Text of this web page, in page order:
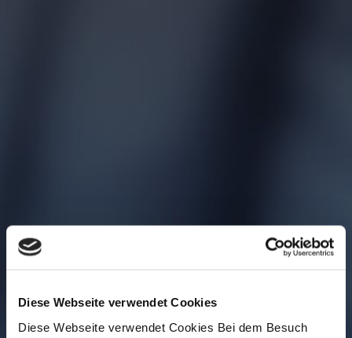
Diese Webseite verwendet Cookies
Diese Webseite verwendet Cookies Bei dem Besuch